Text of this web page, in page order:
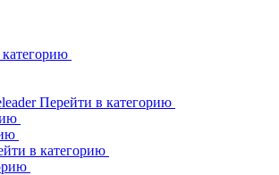
Перейти в категорию
в категорию